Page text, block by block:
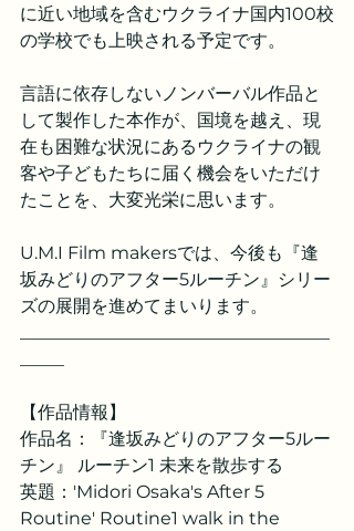
に近い地域を含むウクライナ国内100校
の学校でも上映される予定です。
言語に依存しないノンバーバル作品と
して製作した本作が、国境を越え、現
在も困難な状況にあるウクライナの観
客や子どもたちに届く機会をいただけ
たことを、大変光栄に思います。
U.M.I Film makersでは、今後も『逢
坂みどりのアフター5ルーチン』シリー
ズの展開を進めてまいります。
【作品情報】
作品名：『逢坂みどりのアフター5ルー
チン』 ルーチン1 未来を散歩する
英題：'Midori Osaka's After 5
Routine' Routine1 walk in the